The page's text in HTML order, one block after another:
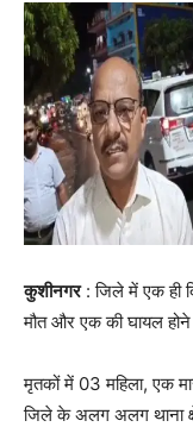
कुशीनगर: जिले में एक ही
मौत और एक की घायल
मृतकों में 03 महिला, एक
जिले के अलग अलग थाना